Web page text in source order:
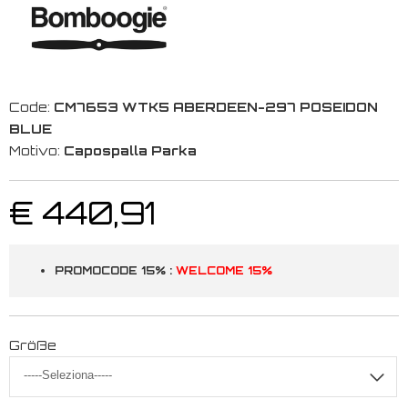
Code: CM7653 WTK5 ABERDEEN-297 POSEIDON
BLUE
Motivo: Capospalla Parka
€ 440,91
PROMOCODE 15% : WELCOME 15%
Größe